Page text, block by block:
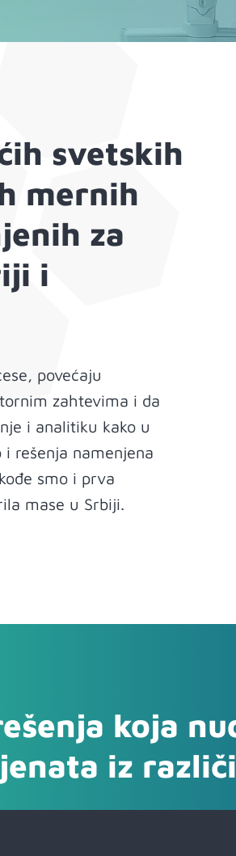
svetskih
mernih
za
i
povećaju
zahtevima i da
i analitiku kako u
rešenja namenjena
smo i prva
mase u Srbiji.
koja
iz